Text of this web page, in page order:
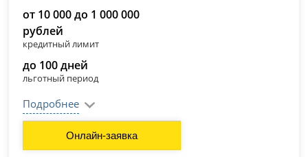
от 10 000 до 1 000 000
рублей
кредитный лимит
до 100 дней
льготный период
Подробнее
Онлайн-заявка